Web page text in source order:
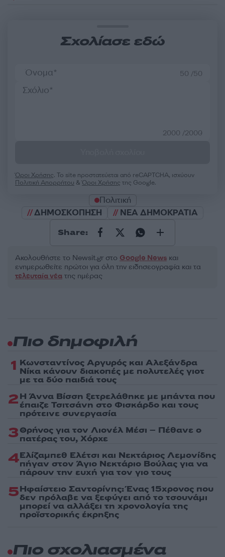
Σχολίασε εδώ
50 /50
2000 /2000
Όροι Χρήσης. Το site προστατεύεται από reCAPTCHA, ισχύουν
Πολιτική Απορρήτου &Όροι Χρήσης της Google.
Πολιτική
ΔΗΜΟΣΚΟΠΗΣΗ
ΝΕΑ ΔΗΜΟΚΡΑΤΙΑ
Share:
Ακολουθήστε το Νewsit.gr στο Google News και
ενημερωθείτε πρώτοι για όλη την ειδησεογραφία και τα
τελευταία νέα της ημέρας
Πιο δημοφιλή
1 Κωνσταντίνος Αργυρός και Αλεξάνδρα
Νίκα κάνουν διακοπές με πολυτελές γιοτ
με τα δύο παιδιά τους
2Η Άννα Βίσση ξετρελάθηκε με μπάντα που
έπαιζε Τσιτσάνη στο Φισκάρδο και τους
πρότεινε συνεργασία
3Θρήνος για τον Λιονέλ Μέσι – Πέθανε ο
πατέρας του, Χόρχε
4Ελίζαμπεθ Ελέτσι και Νεκτάριος Λεμονίδης
πήγαν στον Άγιο Νεκτάριο Βούλας για να
πάρουν την ευχή για τον γιο τους
5Ηφαίστειο Σαντορίνης: Ένας 15χρονος που
δεν πρόλαβε να ξεφύγει από το τσουνάμι
μπορεί να αλλάξει τη χρονολογία της
προϊστορικής έκρηξης
Πιο σχολιασμένα